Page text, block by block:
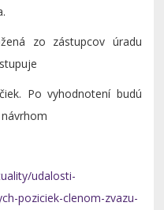
zo zástupcov úradu
Po vyhodnotení budú
udalosti-
poziciek-clenom-zvazu-